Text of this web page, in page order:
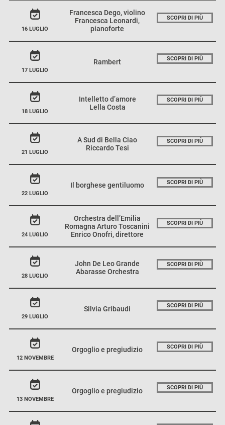
16 LUGLIO
Francesca Dego, violino
Francesca Leonardi,
pianoforte
SCOPRI DI PIÙ
17 LUGLIO
Rambert SCOPRI DI PIÙ
18 LUGLIO
Intelletto d’amore
Lella Costa
SCOPRI DI PIÙ
21 LUGLIO
A Sud di Bella Ciao
Riccardo Tesi
SCOPRI DI PIÙ
22 LUGLIO
Il borghese gentiluomo SCOPRI DI PIÙ
24 LUGLIO
Orchestra dell’Emilia
Romagna Arturo Toscanini
Enrico Onofri, direttore
SCOPRI DI PIÙ
28 LUGLIO
John De Leo Grande
Abarasse Orchestra
SCOPRI DI PIÙ
29 LUGLIO
Silvia Gribaudi SCOPRI DI PIÙ
12 NOVEMBRE
Orgoglio e pregiudizio SCOPRI DI PIÙ
13 NOVEMBRE
Orgoglio e pregiudizio SCOPRI DI PIÙ